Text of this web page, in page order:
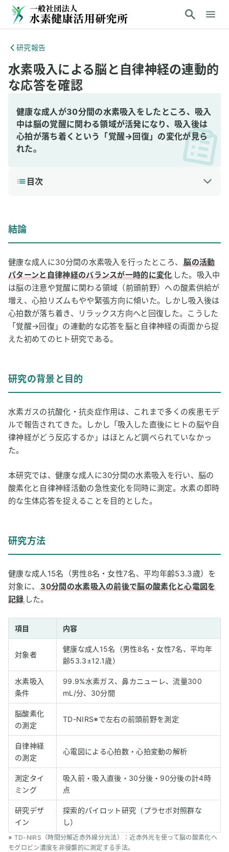
研究報告
水素吸入による脳と自律神経の連動的
な応答を確認
健康な成人が30分間の水素吸入をしたところ、吸入
中は脳の覚醒に関わる領域が活発になり、吸入後は
心拍が落ち着くという「覚醒→回復」の変化が見ら
れた。
目次
3 研究方法
4 研究の主な結果
5 考察と今後の課題
6 水素健康活用研究所編集部の感想
7 用語解説
8 論文情報
結論
健康な成人に30分間の水素吸入を行ったところ、脳の活動
パターンと自律神経のバランスが一時的に変化した。吸入中
は脳の注意や覚醒に関わる領域（前頭前野）への酸素供給が
増え、心拍リズムもやや緊張方向に傾いた。しかし吸入後は
心拍数が落ち着き、リラックス方向へと回復した。こうした
「覚醒→回復」の連動的な応答を脳と自律神経の両面から捉
えた初めてのヒト研究である。
研究の背景と目的
水素ガスの抗酸化・抗炎症作用は、これまで多くの疾患モデ
ルで報告されてきた。しかし「吸入した直後にヒトの脳や自
律神経がどう反応するか」はほとんど調べられていなかっ
た。
本研究では、健康な成人に30分間の水素吸入を行い、脳の
酸素化と自律神経活動の急性変化を同時に測定。水素の即時
的な生体応答を捉えることを目的とした。
研究方法
健康な成人15名（男性8名・女性7名、平均年齢53.3歳）を
対象に、30分間の水素吸入の前後で脳の酸素化と心電図を
記録した。
項目 内容
対象者
健康な成人15名（男性8名・女性7名、平均年
齢53.3±12.1歳）
水素吸入
条件
99.9%水素ガス、鼻カニューレ、流量300
mL/分、30分間
脳酸素化
の測定
TD-NIRS※で左右の前頭前野を測定
自律神経
の測定
心電図による心拍数・心拍変動の解析
測定タイ
ミング
吸入前・吸入直後・30分後・90分後の計4時
点
研究デザ
イン
探索的パイロット研究（プラセボ対照群な
し）
※ TD-NIRS（時間分解近赤外線分光法）：近赤外光を使って脳の酸素化ヘ
モグロビン濃度を非侵襲的に測定する手法。